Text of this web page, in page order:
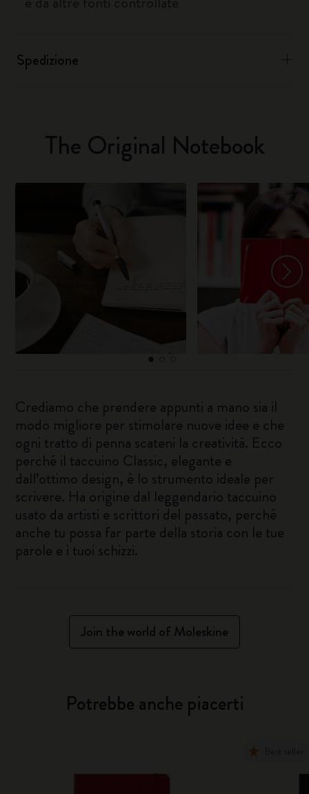
Spedizione
The Original Notebook
Crediamo che prendere appunti a mano sia il
modo migliore per stimolare nuove idee e che
ogni tratto di penna scateni la creatività. Ecco
perché il taccuino Classic, elegante e
dall’ottimo design, è lo strumento ideale per
scrivere. Ha origine dal leggendario taccuino
usato da artisti e scrittori del passato, perché
anche tu possa far parte della storia con le tue
parole e i tuoi schizzi.
Join the world of Moleskine
Potrebbe anche piacerti